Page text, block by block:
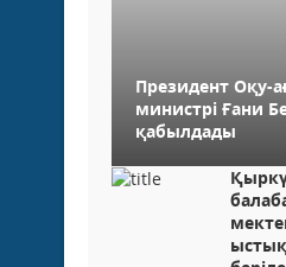
Президент Оқу-
министрі Ғани
қабылдады